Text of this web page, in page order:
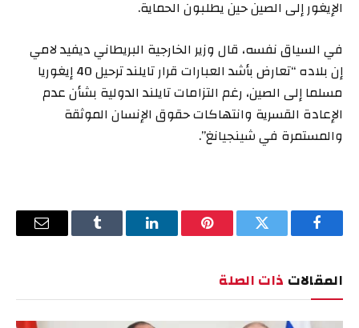
الإيغور إلى الصين حين يطلبون الحماية.
في السياق نفسه، قال وزير الخارجية البريطاني ديفيد لامي
إن بلاده “تعارض بأشد العبارات قرار تايلند ترحيل 40 إيغوريا
مسلما إلى الصين، رغم التزامات تايلند الدولية بشأن عدم
الإعادة القسرية وانتهاكات حقوق الإنسان الموثقة
والمستمرة في شينجيانغ”.
فيسبوك تويتر بينتيريستلينكدإن Tumblr
البريد
المقالات ذات الصلة